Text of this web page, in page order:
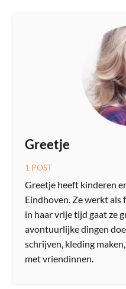
Greetje
1 POST
Greetje heeft kinderen
Eindhoven. Ze werkt
in haar vrije tijd gaat ze
avontuurlijke dingen
schrijven, kleding
met vriendinnen.